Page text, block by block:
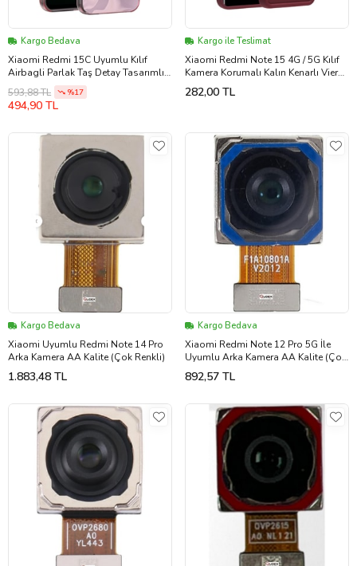
Kargo Bedava
Xiaomi Redmi 15C Uyumlu Kılıf
Airbagli Parlak Taş Detay Tasarımlı
Zore Esila Kapak
593,88 TL %17
494,90 TL
Kargo ile Teslimat
Xiaomi Redmi Note 15 4G / 5G Kılıf
Kamera Korumalı Kalın Kenarlı Viera
Silikon C
282,00 TL
Kargo Bedava
Xiaomi Uyumlu Redmi Note 14 Pro
Arka Kamera AA Kalite (Çok Renkli)
1.883,48 TL
Kargo Bedava
Xiaomi Redmi Note 12 Pro 5G İle
Uyumlu Arka Kamera AA Kalite (Çok
Renkli)
892,57 TL